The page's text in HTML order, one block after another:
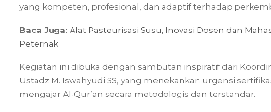
yang kompeten, profesional, dan adaptif terhadap
Baca Juga: Alat Pasteurisasi Susu, Inovasi Dosen dan
Peternak
Kegiatan ini dibuka dengan sambutan inspiratif dari
Ustadz M. Iswahyudi SS, yang menekankan urgensi
mengajar Al-Qur’an secara metodologis dan terstandar.